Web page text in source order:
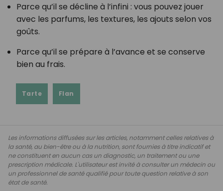
Parce qu’il se décline à l’infini : vous pouvez jouer
avec les parfums, les textures, les ajouts selon vos
goûts.
Parce qu’il se prépare à l’avance et se conserve
bien au frais.
Tarte Flan
Les informations diffusées sur les articles, notamment celles relatives à
la santé, au bien-être ou à la nutrition, sont fournies à titre indicatif et
ne constituent en aucun cas un diagnostic, un traitement ou une
prescription médicale. L'utilisateur est invité à consulter un médecin ou
un professionnel de santé qualifié pour toute question relative à son
état de santé.